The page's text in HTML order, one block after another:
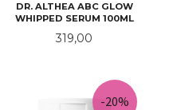
DR. ALTHEA ABC GLOW
WHIPPED SERUM 100ML
Pris
319,00
-20%